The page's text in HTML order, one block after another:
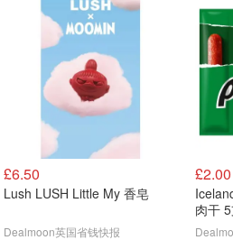
£6.50
Lush LUSH Little My 香皂
Dealmoon英国省钱快报
£2.00
肉干